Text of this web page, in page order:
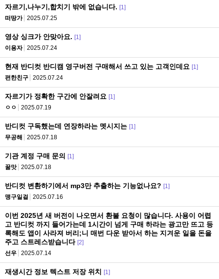
자르기,나누기,합치기 밖에 없습니다. [1]
떠땅가
2025.07.25
영상 싱크가 안맞아요. [1]
이용자
2025.07.24
현재 반디컷 반디캠 영구버전 구매해서 쓰고 있는 고객인데요 [1]
편한친구
2025.07.24
자르기가 정확한 구간에 안잘려요 [1]
ㅇㅇ
2025.07.19
반디컷 구독했는데 연장하라는 멧시지는 [1]
무공해
2025.07.18
기관 계정 구매 문의
[1]
꿀맛
2025.07.18
반디컷 변환하기에서 mp3만 추출하는 기능없나요? [1]
맹구일걸
2025.07.16
이번 2025년 새 버전이 나오면서 환불 요청이 많습니다. 사용이 어렵
고 반디컷 까지 들어가는데 1시간이 넘게 구매 하라는 광고만 뜨고 등
록해도 앱이 사라져 버리;니 매번 다운 받아서 하는 지겨운 일을 돈을
주고 스트레스받습니다 [2]
선우
2025.07.14
재생시간 정보 텍스트 저장 위치
[1]